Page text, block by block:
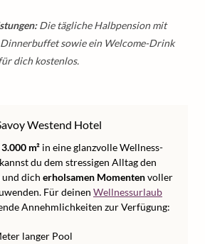
Die tägliche Halbpension mit
sowie ein Welcome-Drink
dich kostenlos.
Westend Hotel
m² in eine glanzvolle Wellness-
du dem stressigen Alltag den
und dich erholsamen Momentenvoller
Für deinen Wellnessurlaub
Annehmlichkeiten zur Verfügung:
langer Pool